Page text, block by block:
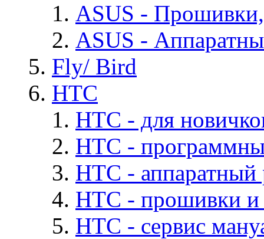
ASUS -
ASUS -
Fly/ Bird
HTC
HTC - для
HTC -
HTC - аппаратный
HTC - прошивки
HTC - cервис